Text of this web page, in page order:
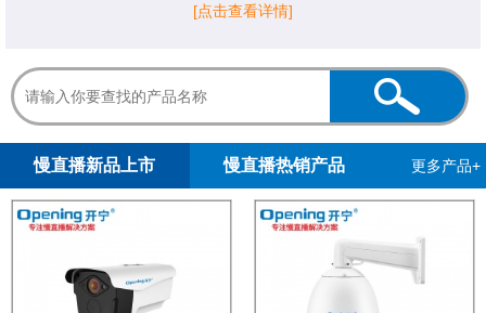
[点击查看详情]
慢直播新品上市 慢直播热销产品 更多产品+